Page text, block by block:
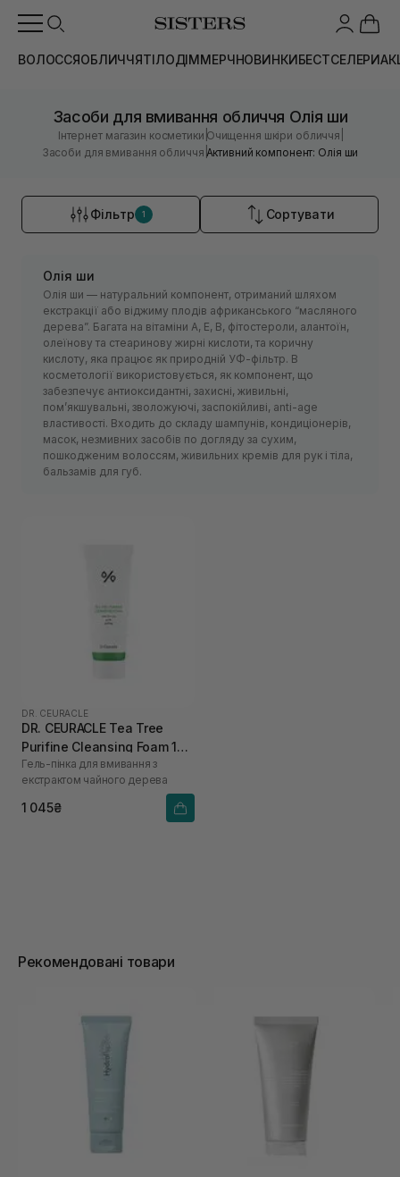
ВОЛОССЯОБЛИЧЧЯТІЛОДІММЕРЧНОВИНКИБЕСТСЕЛЕРИ
Засоби для вмивання обличчя Олія ши
Інтернет магазин косметики |Очищення шкіри обличчя
Засоби для вмивання обличчя |Активний компонент: Олія ши
Фільтр 1 Сортувати
Олія ши
Олія ши — натуральний компонент, отриманий шляхом
екстракції або віджиму плодів африканського “масляного
дерева”. Багата на вітаміни А, Е, В, фітостероли, алантоїн,
олеїнову та стеаринову жирні кислоти, та коричну
кислоту, яка працює як природній УФ-фільтр. В
косметології використовується, як компонент, що
забезпечує антиоксидантні, захисні, живильні,
пом’якшувальні, зволожуючі, заспокійливі, anti-age
властивості. Входить до складу шампунів, кондиціонерів,
масок, незмивних засобів по догляду за сухим,
пошкодженим волоссям, живильних кремів для рук і тіла,
бальзамів для губ.
DR. CEURACLE
DR. CEURACLE Tea Tree
Purifine Cleansing Foam 150
мл
Гель-пінка для вмивання з
екстрактом чайного дерева
1 045₴
Рекомендовані товари